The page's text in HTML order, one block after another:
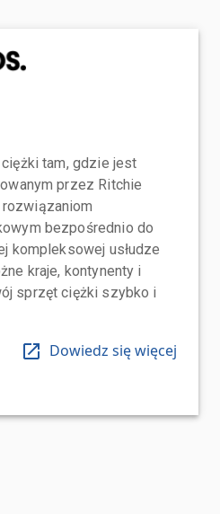
tam, gdzie jest
przez Ritchie
bezpośrednio do
kompleksowej usłudze
kraje, kontynenty i
sprzęt ciężki szybko i
Dowiedz się więcej